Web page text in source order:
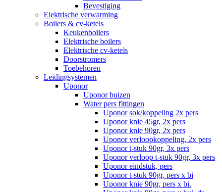
Bevestiging
Elektrische verwarming
Boilers & cv-ketels
Keukenboilers
Elektrische boilers
Elektrische cv-ketels
Doorstromers
Toebehoren
Leidingsystemen
Uponor
Uponor buizen
Water pers fittingen
Uponor sok/koppeling 2x pers
Uponor knie 45gr, 2x pers
Uponor knie 90gr, 2x pers
Uponor verloopkoppeling, 2x pers
Uponor t-stuk 90gr, 3x pers
Uponor verloop t-stuk 90gr, 3x pers
Uponor eindstuk, pers
Uponor t-stuk 90gr, pers x bi
Uponor knie 90gr, pers x bi.